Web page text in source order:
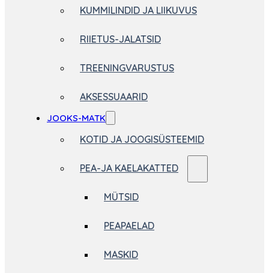
KUMMILINDID JA LIIKUVUS
RIIETUS-JALATSID
TREENINGVARUSTUS
AKSESSUAARID
JOOKS-MATK
KOTID JA JOOGISÜSTEEMID
PEA-JA KAELAKATTED
MÜTSID
PEAPAELAD
MASKID